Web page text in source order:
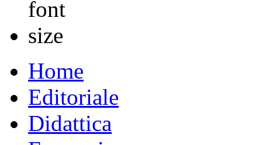
Home
Editoriale
Didattica